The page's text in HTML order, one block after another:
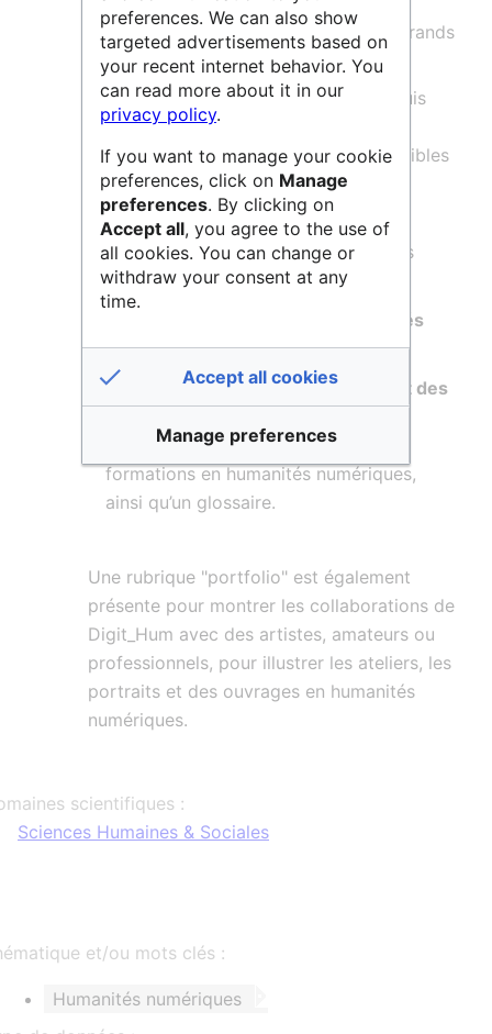
Il présente ses activités selon quatre grands
volets :
Desateliers annuels organisés depuis
2015, dont l’ensemble des
communications filmées sont accessibles
en ligne;
Desenquêtes sur des thématiques
d’actualité en collaboration avec des
experts du domaine;
portraits d’acteurs en humanités
numériques;
Des
ressources bibliographiques et des
recherche, les manifestations et les
formations en humanités numériques,
ainsi qu’un glossaire.
Une rubrique "portfolio" est également
présente pour montrer les collaborations de
Digit_Hum avec des artistes, amateurs ou
professionnels, pour illustrer les ateliers, les
portraits et des ouvrages en humanités
numériques.
scientifiques :
Sciences Humaines & Sociales
et/ou mots clés :
Humanités numériques
preferences. We can also show
targeted advertisements based on
your recent internet behavior. You
can read more about it in our
privacy policy.
If you want to manage your cookie
preferences, click on Manage
preferences. By clicking on
Accept all, you agree to the use of
all cookies. You can change or
withdraw your consent at any
time.
Accept all cookies
Manage preferences